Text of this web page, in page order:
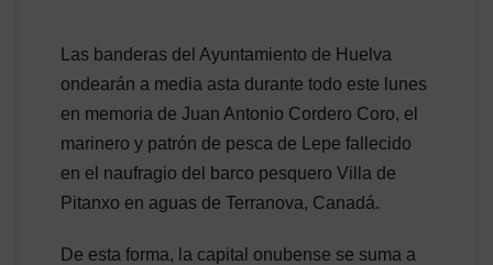
Las banderas del Ayuntamiento de Huelva
ondearán a media asta durante todo este lunes
en memoria de Juan Antonio Cordero Coro, el
marinero y patrón de pesca de Lepe fallecido
en el naufragio del barco pesquero Villa de
Pitanxo en aguas de Terranova, Canadá.
De esta forma, la capital onubense se suma a